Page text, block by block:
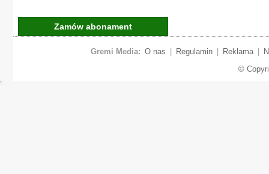
Zamów abonament
Gremi Media: O nas Regulamin Reklama
©